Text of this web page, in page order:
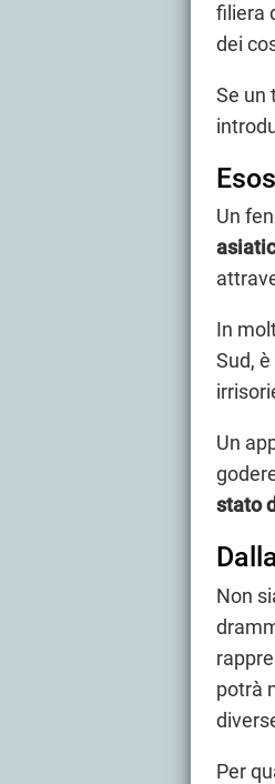
filiera
dei
Se un
Un
In
Sud,
Un
stato
Non
potrà
Per